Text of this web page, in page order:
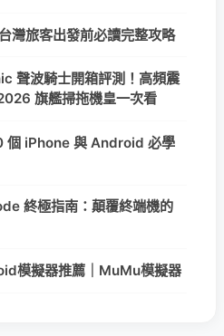
灣旅客出發前必讀完整攻略
聲波騎士開箱評測！高頻震
旗艦掃拖機皇一次看
個 iPhone 與 Android 必學
終極指南：顛覆終端機的
模擬器推薦｜MuMu模擬器